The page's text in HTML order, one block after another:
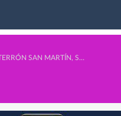
Secundaria, MARÍA TERRÓN SAN MARTÍN, SARA SAAD MARTÍN y PATRICIA RUIZ DEL PORTAL RODRÍGUEZ